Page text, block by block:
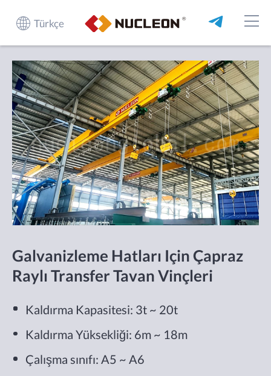
Türkçe
Galvanizleme Hatları Için Çapraz
Raylı Transfer Tavan Vinçleri
Kaldırma Kapasitesi: 3t ~ 20t
Kaldırma Yüksekliği: 6m ~ 18m
Çalışma sınıfı: A5 ~ A6